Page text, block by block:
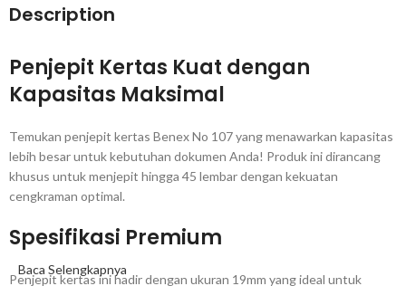
Description
Penjepit Kertas Kuat dengan
Kapasitas Maksimal
Temukan penjepit kertas Benex No 107 yang menawarkan kapasitas
lebih besar untuk kebutuhan dokumen Anda! Produk ini dirancang
khusus untuk menjepit hingga 45 lembar dengan kekuatan
cengkraman optimal.
Spesifikasi Premium
Penjepit kertas ini hadir dengan ukuran 19mm yang ideal untuk
Baca Selengkapnya